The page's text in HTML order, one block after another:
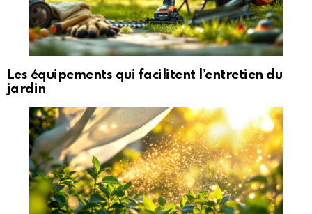
Les équipements qui facilitent l’entretien du
jardin